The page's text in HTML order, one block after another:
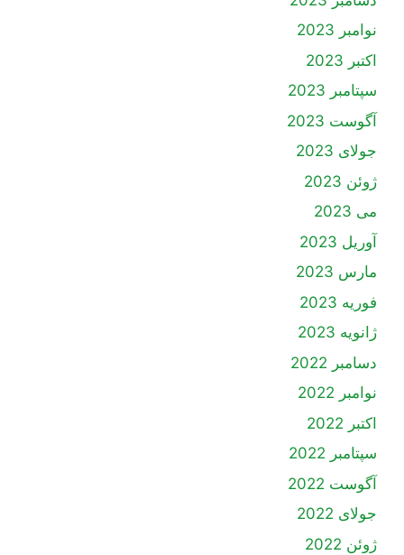
نوامبر 2023
اکتبر 2023
سپتامبر 2023
آگوست 2023
جولای 2023
ژوئن 2023
می 2023
آوریل 2023
مارس 2023
فوریه 2023
ژانویه 2023
دسامبر 2022
نوامبر 2022
اکتبر 2022
سپتامبر 2022
آگوست 2022
جولای 2022
ژوئن 2022